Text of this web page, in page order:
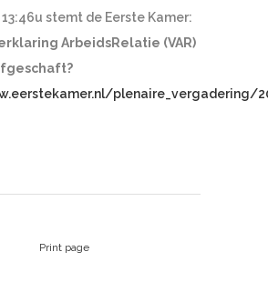
stemt de Eerste Kamer:
ArbeidsRelatie (VAR)
plenaire_vergadering/
Print page